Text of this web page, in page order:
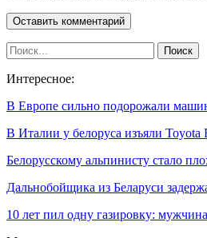
Интересное:
В Европе сильно подорожали
В Италии у белоруса изъяли Toyota
Белорусскому альпинисту стало
Дальнобойщика из Беларуси
10 лет пил одну газировку: